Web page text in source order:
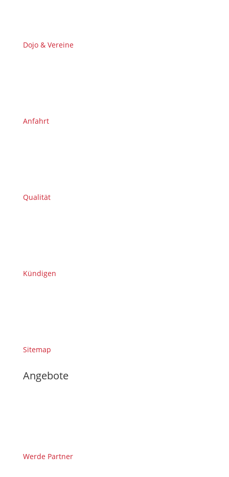
Dojo & Vereine
Anfahrt
Qualität
Kündigen
Sitemap
Angebote
Werde Partner